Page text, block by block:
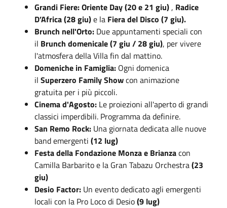
Grandi Fiere: Oriente Day (20 e 21 giu) , Radice
D’Africa (28 giu)e la Fiera del Disco (7 giu).
Brunch nell'Orto: Due appuntamenti speciali con
il Brunch domenicale (7 giu / 28 giu), per vivere
l'atmosfera della Villa fin dal mattino.
Domeniche in Famiglia: Ogni domenica
il Superzero Family Showcon animazione
gratuita per i più piccoli.
Cinema d'Agosto: Le proiezioni all'aperto di grandi
classici imperdibili. Programma da definire.
San Remo Rock: Una giornata dedicata alle nuove
band emergenti (12 lug)
Festa della Fondazione Monza e Brianzacon
Camilla Barbarito e la Gran Tabazu Orchestra(23
giu)
Desio Factor: Un evento dedicato agli emergenti
locali con la Pro Loco di Desio(9 lug)